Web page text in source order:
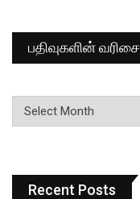
பதிவுகளின் வரிசை
பதிவுகளின்
வரிசை
Recent Posts